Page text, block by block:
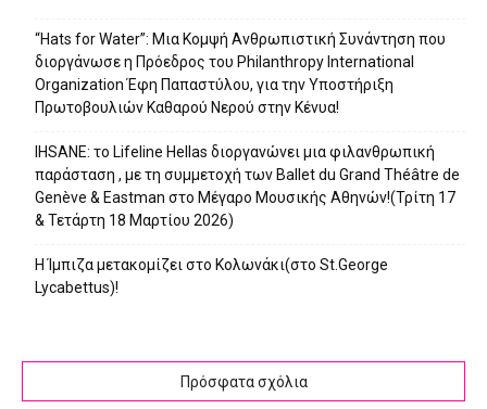
“Hats for Water”: Μια Κομψή Ανθρωπιστική Συνάντηση που
διοργάνωσε η Πρόεδρος του Philanthropy International
Organization Έφη Παπαστύλου, για την Υποστήριξη
Πρωτοβουλιών Καθαρού Νερού στην Κένυα!
IHSANE: το Lifeline Hellas διοργανώνει μια φιλανθρωπική
παράσταση , με τη συμμετοχή των Ballet du Grand Théâtre de
Genève & Eastman στο Μέγαρο Μουσικής Αθηνών!(Τρίτη 17
& Τετάρτη 18 Μαρτίου 2026)
Η Ίμπιζα μετακομίζει στο Κολωνάκι(στο St.George
Lycabettus)!
Πρόσφατα σχόλια